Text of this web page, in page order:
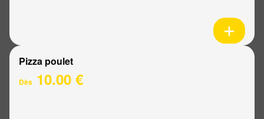
Pizza poulet
Dès 10.00 €